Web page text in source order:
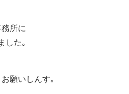
所に
した｡
願いしんす｡